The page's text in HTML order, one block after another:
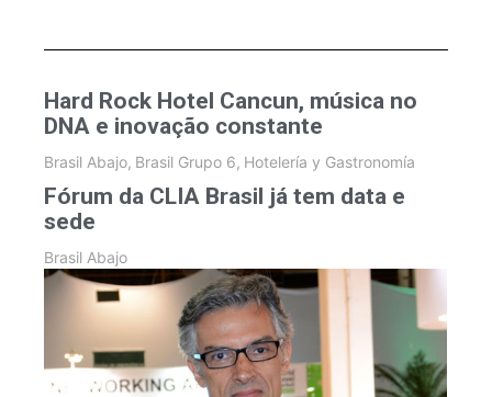
Hard Rock Hotel Cancun, música no
DNA e inovação constante
Brasil Abajo, Brasil Grupo 6, Hotelería y Gastronomía
Fórum da CLIA Brasil já tem data e
sede
Brasil Abajo